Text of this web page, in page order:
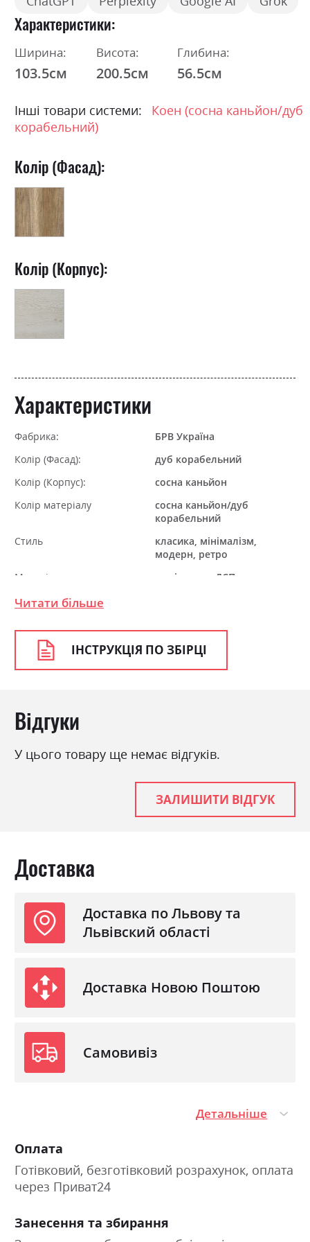
Характеристики
Ширина:
103.5см
Висота:
200.5см
Глибина:
56.5см
Інші товари системи:
Коен (сосна каньйон/дуб
корабельний)
Колір (Фасад):
Колір (Корпус):
Характеристики
Фабрика:
БРВ Україна
Колір (Фасад):
дуб корабельний
Колір (Корпус):
сосна каньйон
Колір матеріалу
сосна каньйон/дуб
корабельний
Стиль
класика, мінімалізм,
модерн, ретро
Матеріал
ламінована ДСП
Читати більше
ІНСТРУКЦІЯ ПО ЗБІРЦІ
Відгуки
У цього товару ще немає відгуків.
ЗАЛИШИТИ ВІДГУК
Доставка
Доставка по Львову та
Львівский області
Доставка Новою Поштою
Самовивіз
Детальніше
Оплата
Готівковий, безготівковий розрахунок, оплата
через Приват24
Занесення та збирання